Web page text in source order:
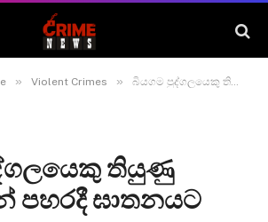
» Violent Crimes » බියගම පුද්ගලයෙකු තියුණු ආයුධවලින් පහරදී ඝාතනයට
තියුණු
පහරදී ඝාතනයට